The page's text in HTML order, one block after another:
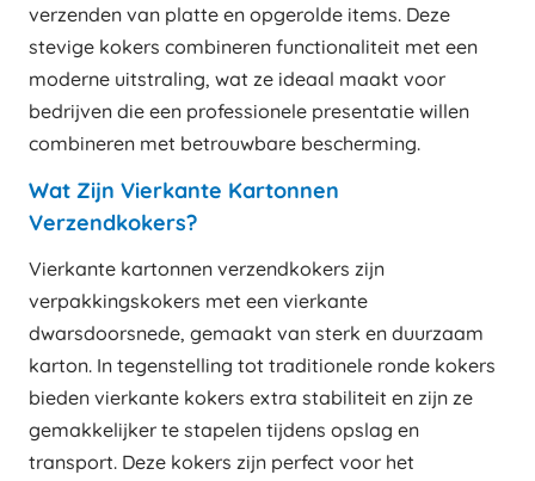
verzenden van platte en opgerolde items. Deze
stevige kokers combineren functionaliteit met een
moderne uitstraling, wat ze ideaal maakt voor
bedrijven die een professionele presentatie willen
combineren met betrouwbare bescherming.
Wat Zijn Vierkante Kartonnen
Verzendkokers?
Vierkante kartonnen verzendkokers zijn
verpakkingskokers met een vierkante
dwarsdoorsnede, gemaakt van sterk en duurzaam
karton. In tegenstelling tot traditionele ronde kokers
bieden vierkante kokers extra stabiliteit en zijn ze
gemakkelijker te stapelen tijdens opslag en
transport. Deze kokers zijn perfect voor het